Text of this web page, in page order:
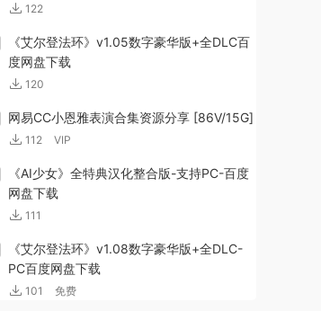
122
《艾尔登法环》v1.05数字豪华版+全DLC百
度网盘下载
120
网易CC小恩雅表演合集资源分享 [86V/15G]
112 VIP
《AI少女》全特典汉化整合版-支持PC-百度
网盘下载
111
《艾尔登法环》v1.08数字豪华版+全DLC-
PC百度网盘下载
101 免费